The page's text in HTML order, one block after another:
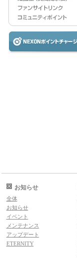
お知らせ
全体
お知らせ
イベント
メンテナンス
アップデート
ETERNITY